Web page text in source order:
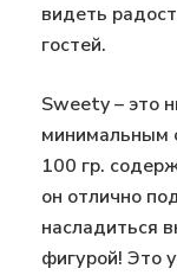
видеть
гостей.
Sweety – это
минимальным
100 гр.
он отлично
насладиться
фигурой! Это